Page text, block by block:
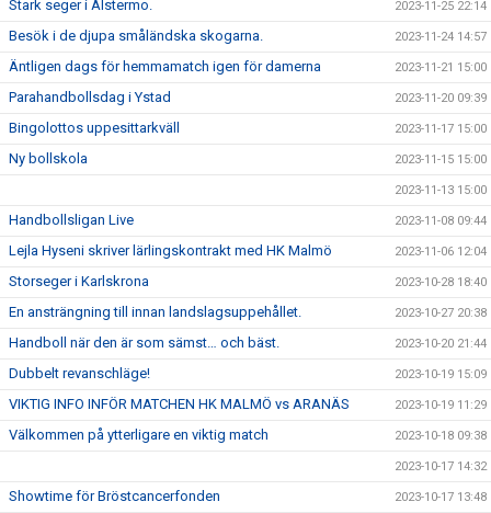
Stark seger i Alstermo. 2023-11-25 22:14
Besök i de djupa småländska skogarna. 2023-11-24 14:57
Äntligen dags för hemmamatch igen för damerna 2023-11-21 15:00
Parahandbollsdag i Ystad 2023-11-20 09:39
Bingolottos uppesittarkväll 2023-11-17 15:00
Ny bollskola 2023-11-15 15:00
2023-11-13 15:00
Handbollsligan Live 2023-11-08 09:44
Lejla Hyseni skriver lärlingskontrakt med HK Malmö 2023-11-06 12:04
Storseger i Karlskrona 2023-10-28 18:40
En ansträngning till innan landslagsuppehållet. 2023-10-27 20:38
Handboll när den är som sämst… och bäst. 2023-10-20 21:44
Dubbelt revanschläge! 2023-10-19 15:09
VIKTIG INFO INFÖR MATCHEN HK MALMÖ vs ARANÄS 2023-10-19 11:29
Välkommen på ytterligare en viktig match 2023-10-18 09:38
2023-10-17 14:32
Showtime för Bröstcancerfonden 2023-10-17 13:48